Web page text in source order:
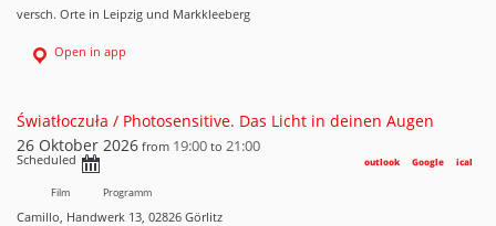
versch. Orte in Leipzig und Markkleeberg
Open in app
Światłoczuła / Photosensitive. Das Licht in deinen Augen
26 Oktober 2026 from 19:00 to 21:00
Scheduled ical
Google
outlook
Film Programm
Camillo, Handwerk 13, 02826 Görlitz